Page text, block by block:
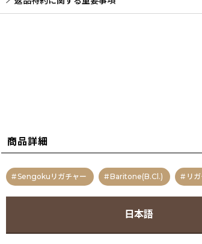
商品詳細
Sengokuリガチャー Baritone(B.Cl.) リ
日本語